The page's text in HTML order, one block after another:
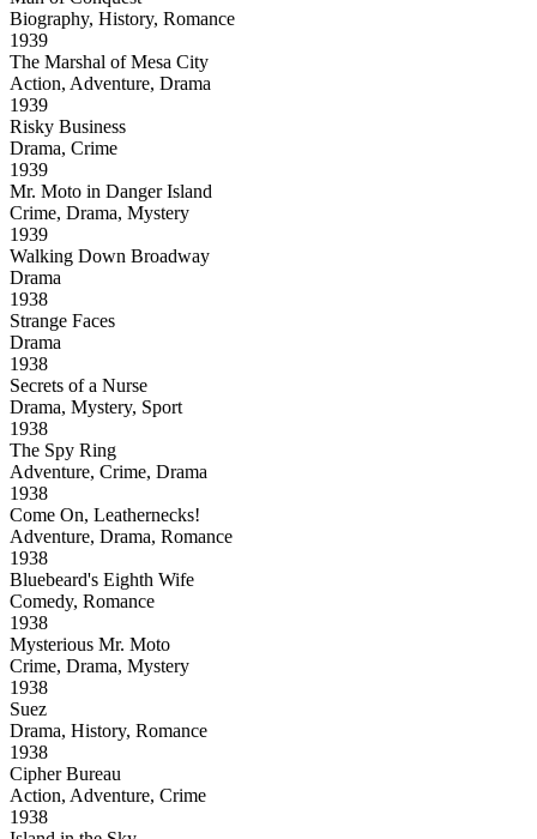
Biography, History, Romance
1939
The Marshal of Mesa City
Action, Adventure, Drama
1939
Risky Business
Drama, Crime
1939
Mr. Moto in Danger Island
Crime, Drama, Mystery
1939
Walking Down Broadway
Drama
1938
Strange Faces
Drama
1938
Secrets of a Nurse
Drama, Mystery, Sport
1938
The Spy Ring
Adventure, Crime, Drama
1938
Come On, Leathernecks!
Adventure, Drama, Romance
1938
Bluebeard's Eighth Wife
Comedy, Romance
1938
Mysterious Mr. Moto
Crime, Drama, Mystery
1938
Suez
Drama, History, Romance
1938
Cipher Bureau
Action, Adventure, Crime
1938